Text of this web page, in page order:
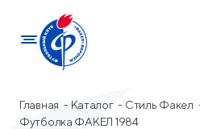
Главная Каталог Стиль Факел
Футболка ФАКЕЛ 1984